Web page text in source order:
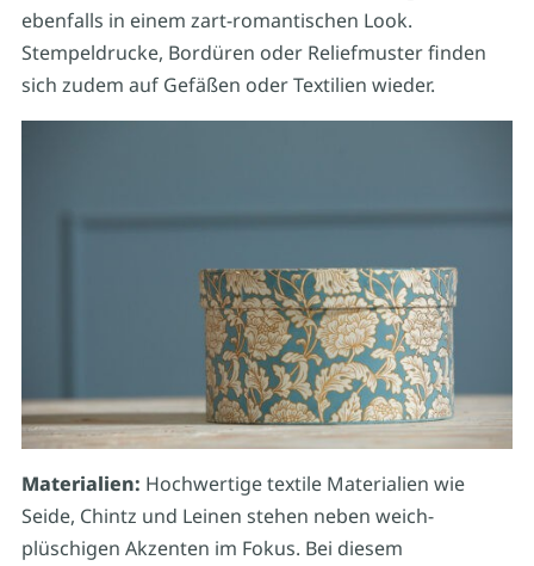
ebenfalls in einem zart-romantischen Look.
Stempeldrucke, Bordüren oder Reliefmuster finden
sich zudem auf Gefäßen oder Textilien wieder.
Materialien: Hochwertige textile Materialien wie
Seide, Chintz und Leinen stehen neben weich-
plüschigen Akzenten im Fokus. Bei diesem